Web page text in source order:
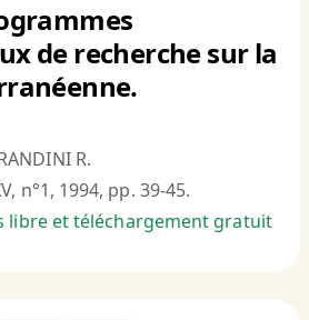
de recherche sur la
R.
n°1, 1994, pp. 39-45.
libre et téléchargement gratuit